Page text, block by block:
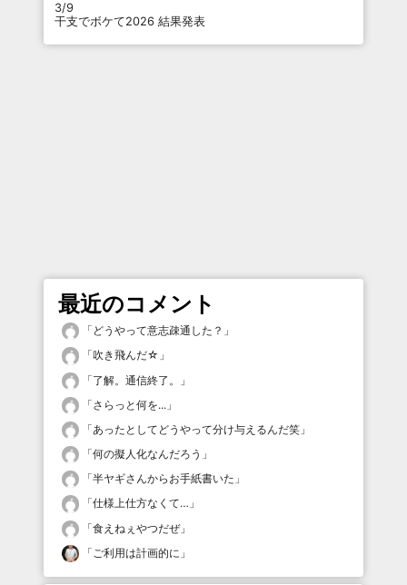
3/9
干支でボケて2026 結果発表
最近のコメント
「 どうやって意志疎通した？ 」
「吹き飛んだ☆ 」
「了解。通信終了。
」
「さらっと何を... 」
「あったとしてどうやって分け与えるんだ笑 」
「何の擬人化なんだろう 」
「半ヤギさんからお手紙書いた 」
「仕様上仕方なくて… 」
「食えねぇやつだぜ」
「 ご利用は計画的に 」